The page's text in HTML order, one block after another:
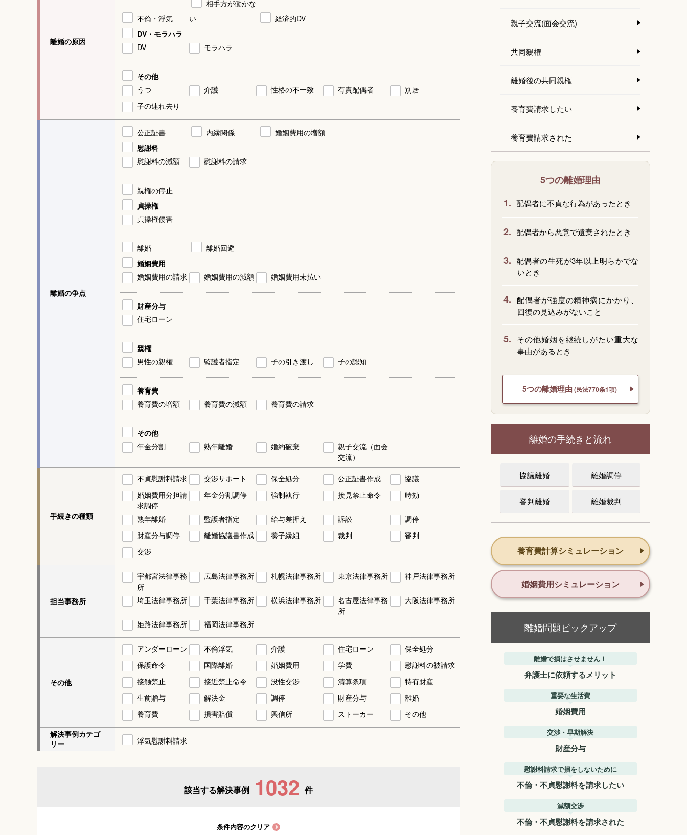
離婚の原因
不倫・浮気
相手方が働かな
い
経済的DV
DV・モラハラ
DV
モラハラ
その他
うつ
介護 性格の不一致 有責配偶者
別居
子の連れ去り
離婚の争点
公正証書 内縁関係
婚姻費用の増額
慰謝料
慰謝料の減額
慰謝料の請求
親権の停止
貞操権
貞操権侵害
離婚
離婚回避
婚姻費用
婚姻費用の請求
婚姻費用の減額 婚姻費用未払い
財産分与
住宅ローン
親権
男性の親権
監護者指定 子の引き渡し 子の認知
養育費
養育費の増額
養育費の減額 養育費の請求
その他
年金分割
熟年離婚 婚約破棄
親子交流（面会
交流）
手続きの種類
不貞慰謝料請求 交渉サポート 保全処分 公正証書作成
協議
婚姻費用分担請
求調停
年金分割調停 強制執行 接見禁止命令 時効
熟年離婚 監護者指定 給与差押え 訴訟
調停
財産分与調停
離婚協議書作成 養子縁組 裁判
審判
交渉
担当事務所
宇都宮法律事務
所
広島法律事務所 札幌法律事務所 東京法律事務所 神戸法律事務所
埼玉法律事務所 千葉法律事務所 横浜法律事務所
名古屋法律事務
所
大阪法律事務所
姫路法律事務所 福岡法律事務所
その他
アンダーローン 不倫浮気 介護 住宅ローン
保全処分
保護命令
国際離婚 婚姻費用 学費
慰謝料の被請求
接触禁止
接近禁止命令 没性交渉 清算条項
特有財産
生前贈与
解決金 調停 財産分与
離婚
養育費
損害賠償 興信所 ストーカー
その他
解決事例カテゴ
リー
浮気慰謝料請求
該当する解決事例 1032 件
条件内容のクリア
親子交流(面会交流)
共同親権
離婚後の共同親権
養育費請求したい
養育費請求された
5つの離婚理由
1. 配偶者に不貞な行為があったとき
2. 配偶者から悪意で遺棄されたとき
3. 配偶者の生死が3年以上明らかでな
いとき
4. 配偶者が強度の精神病にかかり、
回復の見込みがないこと
5.
その他婚姻を継続しがたい重大な
事由があるとき
5つの離婚理由 (民法770条1項)
離婚の手続きと流れ
協議離婚 離婚調停
審判離婚 離婚裁判
養育費計算シミュレーション
婚姻費用シミュレーション
離婚問題ピックアップ
離婚で損はさせません！
弁護士に依頼するメリット
重要な生活費
婚姻費用
交渉・早期解決
財産分与
慰謝料請求で損をしないために
不倫・不貞慰謝料を請求したい
減額交渉
不倫・不貞慰謝料を請求された